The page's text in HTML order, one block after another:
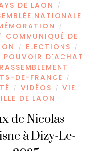
DE LAON /
NATIONALE
/
/
COMMUNIQUÉ DE
/ ELECTIONS /
POUVOIR D'ACHAT
RASSEMBLEMENT
DE-FRANCE /
/ VIDÉOS /
VIE
DE LAON
de Nicolas
à Dizy-Le-